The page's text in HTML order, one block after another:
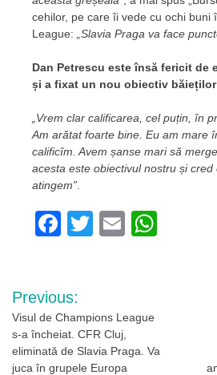
cehilor, pe care îi vede cu ochi buni
League: „Slavia Praga va face
Dan Petrescu este însă fericit de
și a fixat un nou obiectiv
„Vrem clar calificarea, cel puțin, în
Am arătat foarte bine. Eu am mare
calificîm. Avem șanse mari să
acesta este obiectivul nostru și
atingem”
Facebook
Twitter
Email
Navigare
în
articole
Previous:
Visul de Champions League
s-a încheiat. CFR Cluj,
eliminată de Slavia Praga. Va
juca în grupele Europa